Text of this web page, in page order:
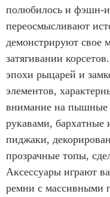
полюбилось и фэшн-
переосмысливают
демонстрируют свое
затягивании
эпохи рыцарей и
элементов,
внимание на
рукавами, бархатные
пиджаки,
прозрачные топы,
Аксессуары играют
ремни с массивными